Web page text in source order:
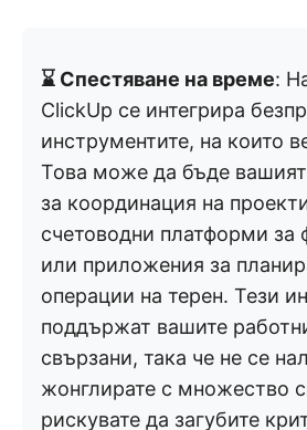
⌛ Спестяване на време:
ClickUp се интегрира
инструментите, на които
Това може да бъде
за координация на
счетоводни платформи за
или приложения за
операции на терен. Тези
поддържат вашите
свързани, така че не се
жонглирате с множество
рискувате да загубите